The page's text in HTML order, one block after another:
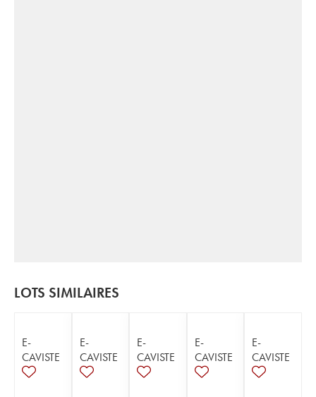
LOTS SIMILAIRES
E-
CAVISTE
E-
CAVISTE
E-
CAVISTE
E-
CAVISTE
E-
CAVISTE